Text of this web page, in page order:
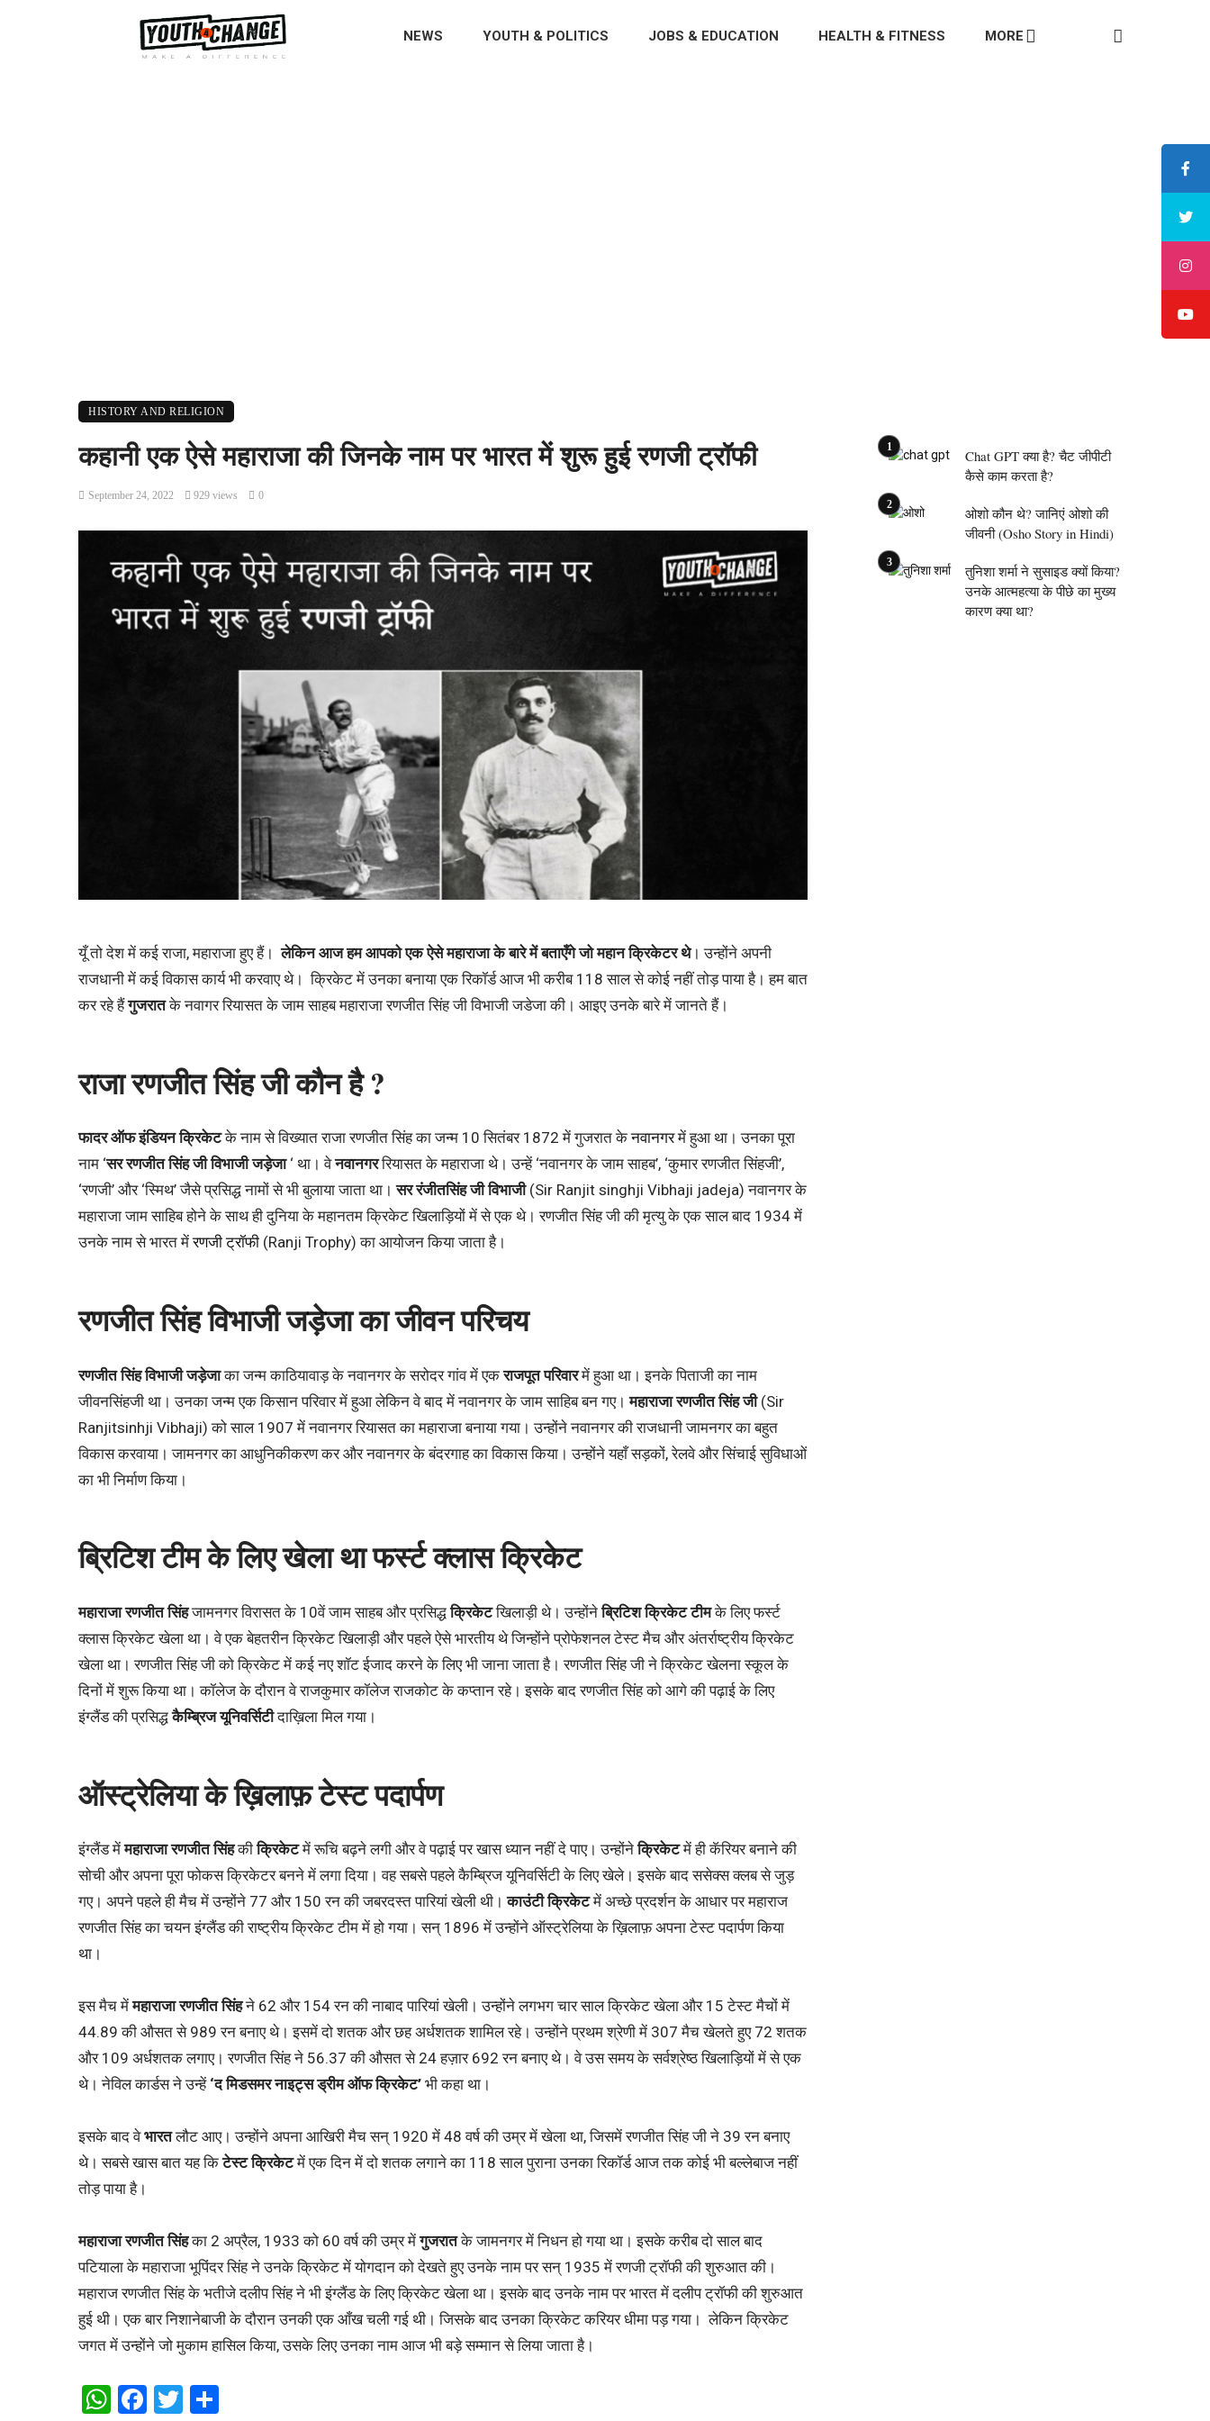
NEWS YOUTH & POLITICS JOBS & EDUCATION HEALTH & FITNESS MORE
HISTORY AND RELIGION
कहानी एक ऐसे महाराजा की जिनके नाम पर भारत में शुरू हुई रणजी ट्रॉफी
September 24, 2022 929 views 0
यूँ तो देश में कई राजा, महाराजा हुए हैं।लेकिन आज हम आपको एक ऐसे महाराजा के बारे में बताएँगे जो महान क्रिकेटर थे। उन्होंने अपनी
राजधानी में कई विकास कार्य भी करवाए थे। क्रिकेट में उनका बनाया एक रिकॉर्ड आज भी करीब 118 साल से कोई नहीं तोड़ पाया है। हम बात
कर रहे हैंगुजरातके नवागर रियासत के जाम साहब महाराजा रणजीत सिंह जी विभाजी जडेजा की। आइए उनके बारे में जानते हैं।
राजा रणजीत सिंह जी कौन है ?
फादर ऑफ इंडियन क्रिकेटके नाम से विख्यात राजा रणजीत सिंह का जन्म 10 सितंबर 1872 में गुजरात केनवानगरमें हुआ था। उनका पूरा
नाम ‘सर रणजीत सिंह जी विभाजी जड़ेजा‘ था। वेनवानगररियासत के महाराजा थे। उन्हें ‘नवानगर के जाम साहब’, ‘कुमार रणजीत सिंहजी’,
‘रणजी’ और ‘स्मिथ’ जैसे प्रसिद्ध नामों से भी बुलाया जाता था।सर रंजीतसिंह जी विभाजी(Sir Ranjit singhji Vibhaji jadeja) नवानगर के
महाराजा जाम साहिब होने के साथ ही दुनिया के महानतम क्रिकेट खिलाड़ियों में से एक थे। रणजीत सिंह जी की मृत्यु के एक साल बाद 1934 में
उनके नाम से भारत मेंरणजी ट्रॉफी (Ranji Trophy) का आयोजन किया जाता है।
रणजीत सिंह विभाजी जड़ेजा का जीवन परिचय
रणजीत सिंह विभाजी जड़ेजाका जन्म काठियावाड़ के नवानगर के सरोदर गांव में एकराजपूत परिवारमें हुआ था। इनके पिताजी का नाम
जीवनसिंहजी था। उनका जन्म एक किसान परिवार में हुआ लेकिन वे बाद में नवानगर के जाम साहिब बन गए।महाराजा रणजीत सिंह जी(Sir
Ranjitsinhji Vibhaji) को साल 1907 में नवानगर रियासत का महाराजा बनाया गया। उन्होंने नवानगर की राजधानी जामनगर का बहुत
विकास करवाया। जामनगर का आधुनिकीकरण कर और नवानगर के बंदरगाह का विकास किया। उन्होंने यहाँ सड़कों, रेलवे और सिंचाई सुविधाओं
का भी निर्माण किया।
ब्रिटिश टीम के लिए खेला था फर्स्ट क्लास क्रिकेट
महाराजा रणजीत सिंहजामनगर विरासत के 10वें जाम साहब और प्रसिद्धक्रिकेटखिलाड़ी थे। उन्होंनेब्रिटिश क्रिकेट टीमके लिए फर्स्ट
क्लास क्रिकेट खेला था। वे एक बेहतरीन क्रिकेट खिलाड़ी और पहले ऐसे भारतीय ​थे जिन्होंने प्रोफेशनल टेस्ट मैच और अंतर्राष्ट्रीय क्रिकेट
खेला था। रणजीत सिंह जी को क्रिकेट में कई नए शॉट ईजाद करने के लिए भी जाना जाता है। रणजीत सिंह जी ने क्रिकेट खेलना स्कूल के
दिनों में शुरू किया था। कॉलेज के दौरान वे राजकुमार कॉलेज राजकोट के कप्तान रहे। इसके बाद रणजीत सिंह को आगे की पढ़ाई के लिए
इंग्लैंड की प्रसिद्धकैम्ब्रिज यूनिवर्सिटीदाख़िला मिल गया।
ऑस्ट्रेलिया के ख़िलाफ़ टेस्ट पदार्पण
इंग्लैंड मेंमहाराजा रणजीत सिंहकीक्रिकेटमें रूचि बढ़ने लगी और वे पढ़ाई पर खास ध्यान नहीं दे पाए। उन्होंनेक्रिकेटमें ही कॅरियर बनाने की
सोची और अपना पूरा फोकस क्रिकेटर बनने में लगा दिया। वह सबसे पहले कैम्ब्रिज यूनिवर्सिटी के लिए खेले। इसके बाद ससेक्स क्लब से जुड़
गए। अपने पहले ही मैच में उन्होंने 77 और 150 रन की जबरदस्त पारियां खेली थी।काउंटी क्रिकेटमें अच्छे प्रदर्शन के ​आधार पर महाराज
रणजीत सिंह का चयन इंग्लैंड की राष्ट्रीय क्रिकेट टीम में हो गया। सन् 1896 में उन्होंने ऑस्ट्रेलिया के ख़िलाफ़ अपना टेस्ट पदार्पण किया
था।
इस मैच मेंमहाराजा रणजीत सिंहने 62 और 154 रन की नाबाद पारियां खेली। उन्होंने लगभग चार साल क्रिकेट खेला और 15 टेस्ट मैचों में
44.89 की औसत से 989 रन बनाए थे। इसमें दो शतक और छह अर्धशतक शामिल रहे। उन्होंने प्रथम श्रेणी में 307 मैच खेलते हुए 72 शतक
और 109 अर्धशतक लगाए। रणजीत सिंह ने 56.37 की औसत से 24 हज़ार 692 रन बनाए थे। वे उस समय के सर्वश्रेष्ठ खिलाड़ियों में से एक
थे। नेविल कार्डस ने उन्हें ‘द मिडसमर नाइट्स ड्रीम ऑफ क्रिकेट’ भी कहा था।
इसके बाद वेभारतलौट आए। उन्होंने अपना आखिरी मैच सन् 1920 में 48 वर्ष की उम्र में खेला था, जिसमें रणजीत सिंह जी ने 39 रन बनाए
थे। सबसे खास बात यह किटेस्ट क्रिकेटमें एक दिन में दो शतक लगाने का 118 साल पुराना उनका रिकॉर्ड आज तक कोई भी बल्लेबाज नहीं
तोड़ पाया है।
महाराजा रणजीत सिंहका 2 अप्रैल, 1933 को 60 वर्ष की उम्र मेंगुजरातके जामनगर में निधन हो गया था। इसके करीब दो साल बाद
पटियाला के महाराजा भूपिंदर सिंह ने उनके क्रिकेट में योगदान को देखते हुए उनके नाम पर सन् 1935 में रणजी ट्रॉफी की शुरुआत की।
महाराज रणजीत सिंह के भतीजे दलीप सिंह ने भी इंग्लैंड के लिए क्रिकेट खेला था। इसके बाद उनके नाम पर भारत में दलीप ट्रॉफी की शुरुआत
हुई थी। एक बार निशानेबाजी के दौरान उनकी एक आँख चली गई थी। जिसके बाद उनका क्रिकेट करियर धीमा पड़ गया। लेकिन क्रिकेट
जगत में उन्होंने जो मुकाम हासिल किया, उसके लिए उनका नाम आज भी बड़े सम्मान से लिया जाता है।
WhatsApp
Facebook
Twitter
Chat GPT क्या है? चैट जीपीटी
कैसे काम करता है?
ओशो कौन थे? जानिएं ओशो की
जीवनी (Osho Story in Hindi)
तुनिशा शर्मा ने सुसाइड क्यों किया?
उनके आत्महत्या के पीछे का मुख्य
कारण क्या था?